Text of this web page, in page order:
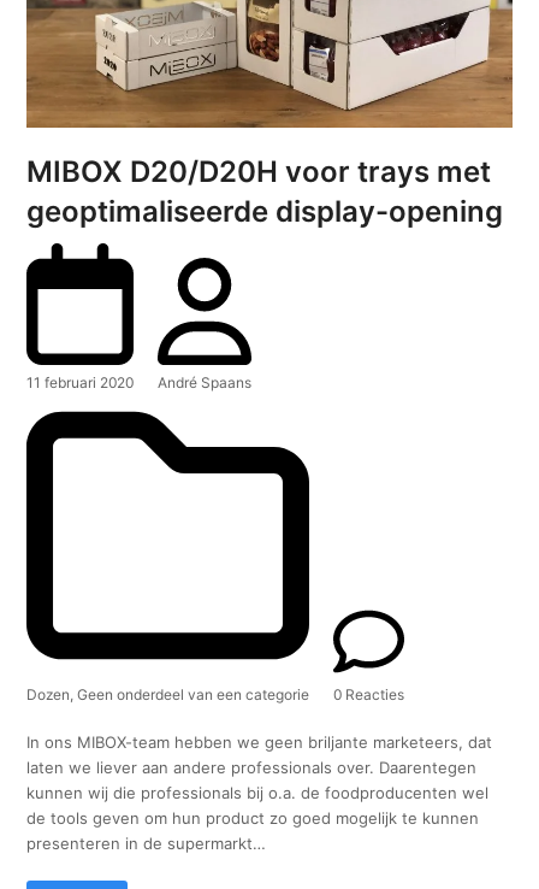
MIBOX D20/D20H voor trays met
geoptimaliseerde display-opening
11 februari 2020 André Spaans
Dozen,Geen onderdeel van een categorie 0 Reacties
In ons MIBOX-team hebben we geen briljante marketeers, dat
laten we liever aan andere professionals over. Daarentegen
kunnen wij die professionals bij o.a. de foodproducenten wel
de tools geven om hun product zo goed mogelijk te kunnen
presenteren in de supermarkt…